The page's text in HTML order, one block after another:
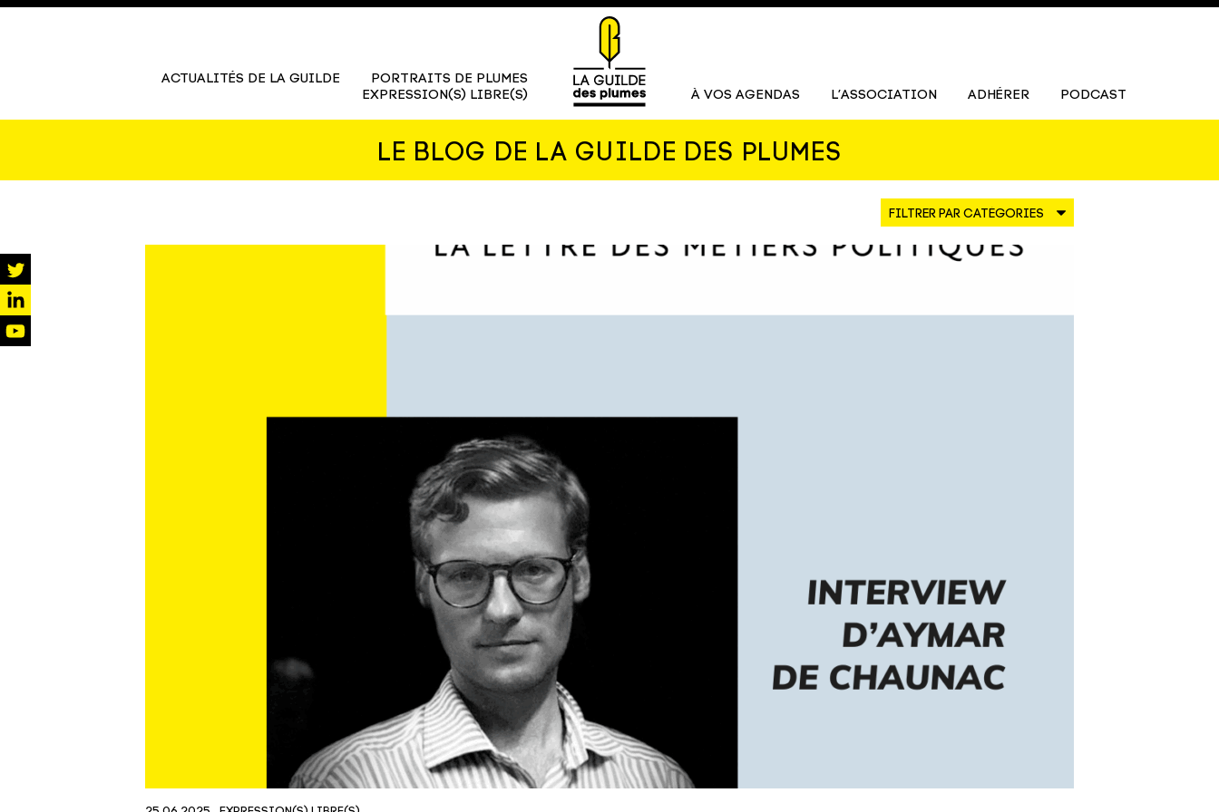
ACTUALITÉS DE LA GUILDE
PORTRAITS DE PLUMES
EXPRESSION(S) LIBRE(S)
À VOS AGENDAS L’ASSOCIATION ADHÉRER PODCAST
LE BLOG DE LA GUILDE DES PLUMES
twitter
linkedin